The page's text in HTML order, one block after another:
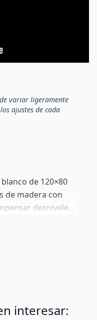
variar ligeramente
ajustes de cada
de 120×80
de madera con
desniveles
interesar: